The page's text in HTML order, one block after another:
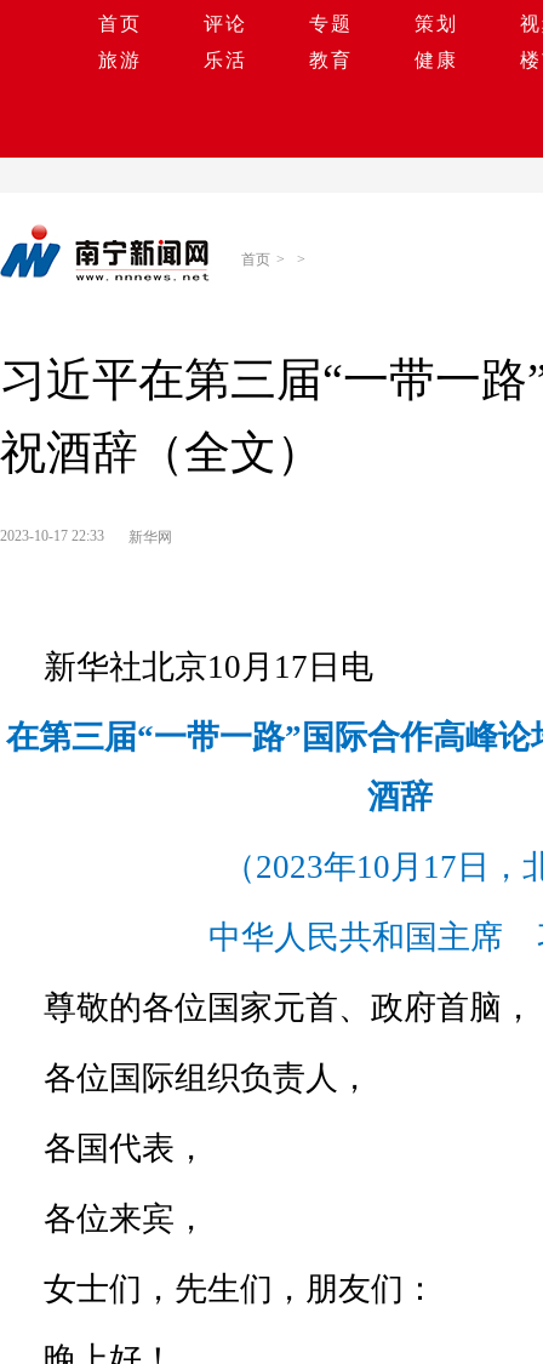
首页 评论 专题 策划
旅游
乐活 教育 健康
首页 > >
习近平在第三届“一带一
祝酒辞（全文）
2023-10-17 22:33 新华网
新华社北京10月17日电
在第三届“一带一路”国际合作高峰
酒辞
（2023年10月17日，
中华人民共和国主席
尊敬的各位国家元首、政府首脑，
各位国际组织负责人，
各国代表，
各位来宾，
女士们，先生们，朋友们：